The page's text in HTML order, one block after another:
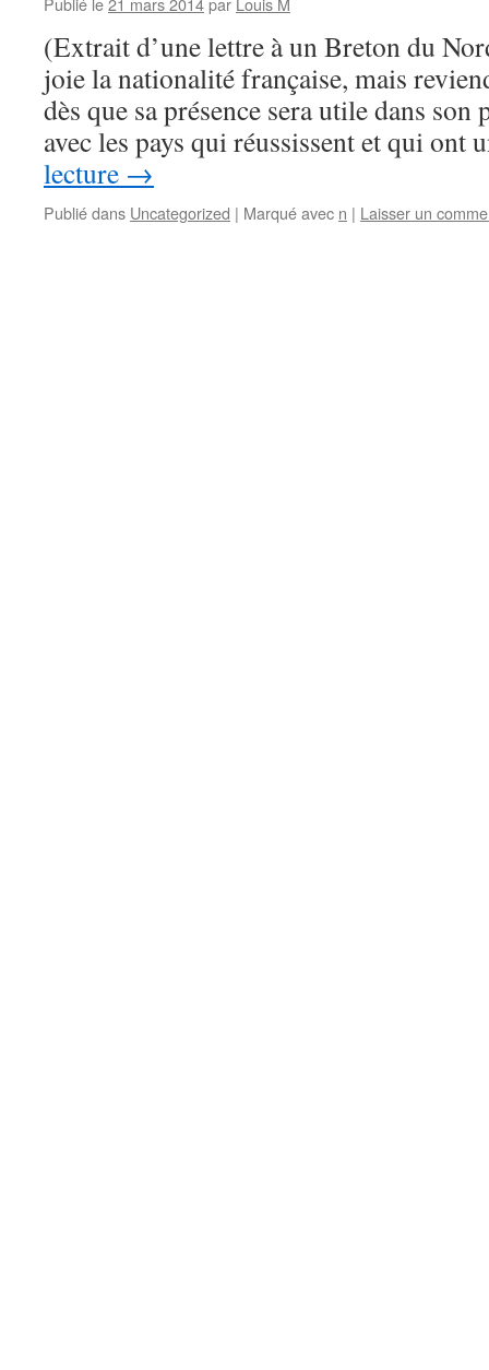
(Extrait d’une lettre à un Breton du
joie la nationalité française, mais
dès que sa présence sera utile dans son
avec les pays qui réussissent et qui
lecture →
Publié dans Uncategorized | Marqué avec n | Laisser un